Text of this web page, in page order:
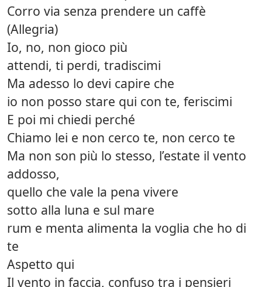
Corro via senza prendere un caffè
(Allegria)
Io, no, non gioco più
attendi, ti perdi, tradiscimi
Ma adesso lo devi capire che
io non posso stare qui con te, feriscimi
E poi mi chiedi perché
Chiamo lei e non cerco te, non cerco te
Ma non son più lo stesso, l’estate il vento
addosso,
quello che vale la pena vivere
sotto alla luna e sul mare
rum e menta alimenta la voglia che ho di
te
Aspetto qui
Il vento in faccia, confuso tra i pensieri